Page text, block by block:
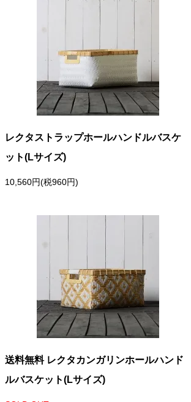
レクタストラップホールハンドルバスケ
ット(Lサイズ)
10,560円(税960円)
送料無料 レクタカンガリンホールハンド
ルバスケット(Lサイズ)